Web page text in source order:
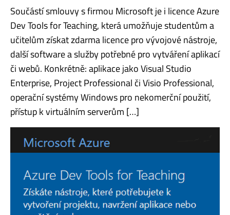
Součástí smlouvy s firmou Microsoft je i licence Azure
Dev Tools for Teaching, která umožňuje studentům a
učitelům získat zdarma licence pro vývojové nástroje,
další software a služby potřebné pro vytváření aplikací
či webů. Konkrétně: aplikace jako Visual Studio
Enterprise, Project Professional či Visio Professional,
operační systémy Windows pro nekomerční použití,
přístup k virtuálním serverům […]